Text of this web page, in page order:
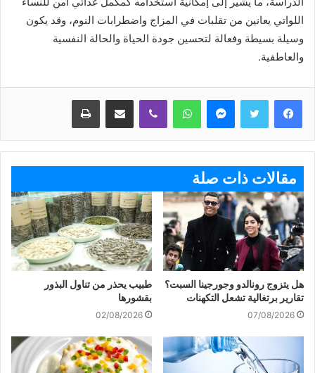
اللواتي يعانين من تقلبات في المزاج واضطرابات النوم، وقد يكون
وسيلة بسيطة وفعالة لتحسين جودة الحياة والحالة النفسية
والعاطفية.
ماسنجر واتساب ڤايبر مشاركة عبر البريد طباعة
مقالات ذات صلة
هل يتزوج رونالدو وجورجينا السبت؟
تقارير برتغالية تشعل التكهنات
07/08/2026
طبيب يحذر من تناول البذور
بقشورها
02/08/2026